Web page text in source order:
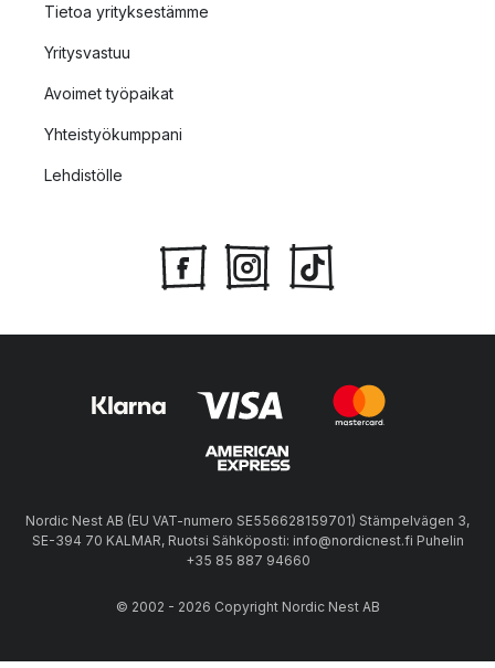
Tietoa yrityksestämme
Yritysvastuu
Avoimet työpaikat
Yhteistyökumppani
Lehdistölle
Nordic Nest AB (EU VAT-numero SE556628159701) Stämpelvägen 3,
SE-394 70 KALMAR, Ruotsi Sähköposti: info@nordicnest.fi Puhelin
+35 85 887 94660
© 2002 - 2026 Copyright Nordic Nest AB